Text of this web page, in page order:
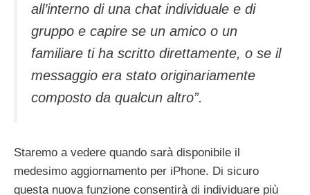
all’interno di una chat individuale e di
gruppo e capire se un amico o un
familiare ti ha scritto direttamente, o se il
messaggio era stato originariamente
composto da qualcun altro”.
Staremo a vedere quando sarà disponibile il
medesimo aggiornamento per iPhone. Di sicuro
questa nuova funzione consentirà di individuare più